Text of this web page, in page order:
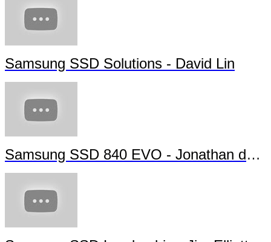
Samsung SSD Solutions - David Lin
Samsung SSD 840 EVO - Jonathan da Silva